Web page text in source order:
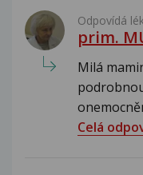
Odpovídá
prim.
Milá
Celá